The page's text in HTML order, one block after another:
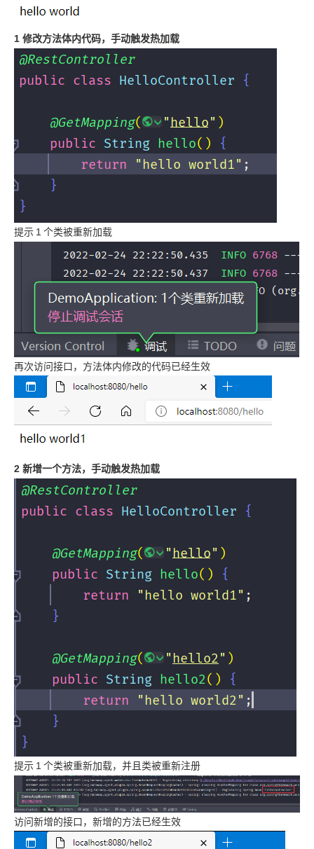
1 修改方法体内代码，手动触发热加载
提示 1 个类被重新加载
再次访问接口，方法体内修改的代码已经生效
2 新增一个方法，手动触发热加载
提示 1 个类被重新加载，并且类被重新注册
访问新增的接口，新增的方法已经生效